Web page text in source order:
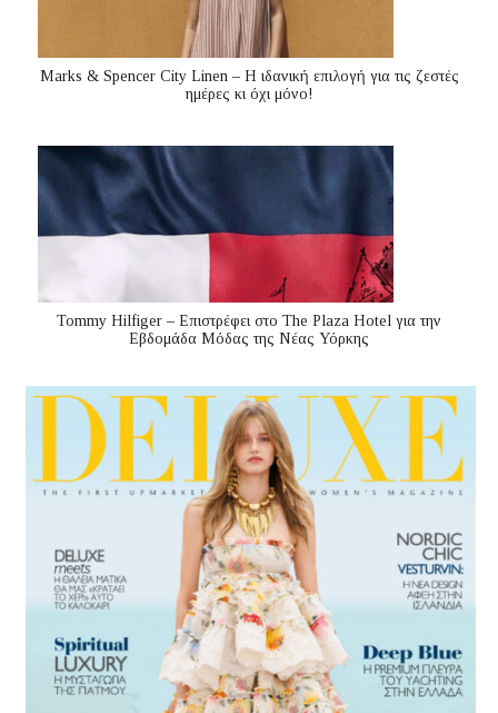
Marks & Spencer City Linen – Η ιδανική επιλογή για τις ζεστές
ημέρες κι όχι μόνο!
Tommy Hilfiger – Επιστρέφει στο The Plaza Hotel για την
Εβδομάδα Μόδας της Νέας Υόρκης